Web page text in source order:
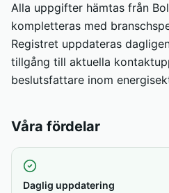
Alla uppgifter hämtas från
kompletteras med
Registret uppdateras
tillgång till aktuella
beslutsfattare inom
Våra fördelar
Daglig uppdatering